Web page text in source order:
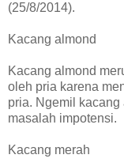
(25/8/2014).
Kacang almond
Kacang almond
oleh pria karena
pria. Ngemil
masalah impotensi.
Kacang merah